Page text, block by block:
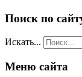
Поиск по
Искать...
Меню сайта